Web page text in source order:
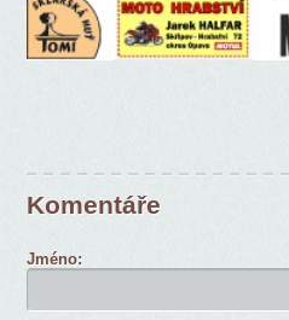
Komentáře
Jméno: